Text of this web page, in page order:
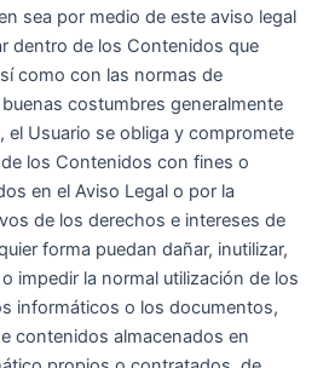
sea por medio de este aviso legal
dentro de los Contenidos que
como con las normas de
costumbres generalmente
el Usuario se obliga y compromete
los Contenidos con fines o
en el Aviso Legal o por la
de los derechos e intereses de
forma puedan dañar, inutilizar,
impedir la normal utilización de los
informáticos o los documentos,
contenidos almacenados en